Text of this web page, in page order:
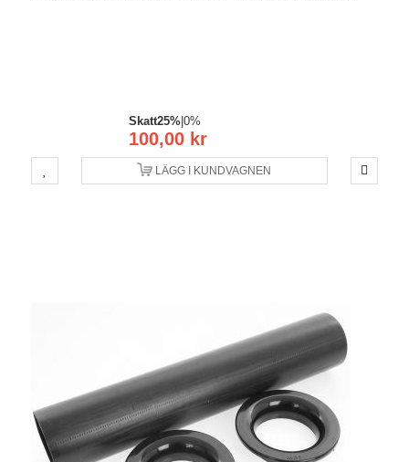
100,00 kr
Skatt25%| 0%
LÄGG I KUNDVAGNEN